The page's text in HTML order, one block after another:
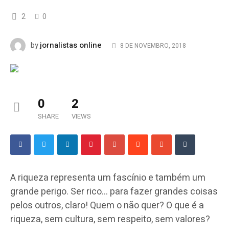
2 0
byjornalistas online 8 DE NOVEMBRO, 2018
0
SHARE
2
VIEWS
A riqueza representa um fascínio e também um
grande perigo. Ser rico… para fazer grandes coisas
pelos outros, claro! Quem o não quer? O que é a
riqueza, sem cultura, sem respeito, sem valores?